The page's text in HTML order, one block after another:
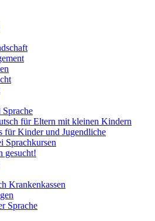
für Eltern mit kleinen Kindern
für Kinder und Jugendliche
Sprachkursen
gesucht!
Krankenkassen
Sprache